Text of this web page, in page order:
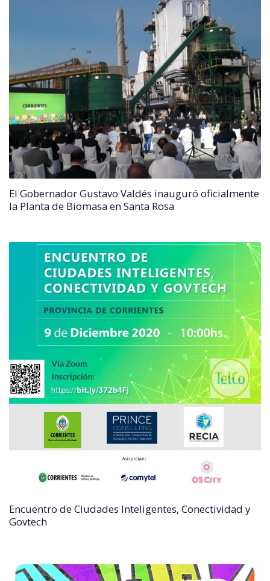
El Gobernador Gustavo Valdés inauguró oficialmente
la Planta de Biomasa en Santa Rosa
Encuentro de Ciudades Inteligentes, Conectividad y
Govtech